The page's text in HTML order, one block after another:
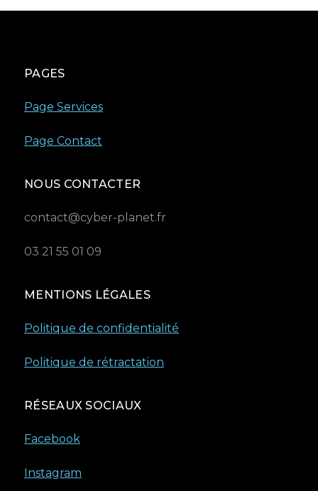
PAGES
Page Services
Page Contact
NOUS CONTACTER
contact@cyber-planet.fr
03 21 55 01 09
MENTIONS LÉGALES
Politique de confidentialité
Politique de rétractation
RÉSEAUX SOCIAUX
Facebook
Instagram